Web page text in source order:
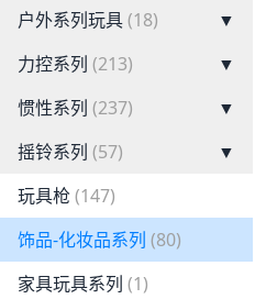
户外系列玩具(18)
▼
力控系列 (213)
▼
惯性系列 (237)
▼
摇铃系列 (57)
▼
玩具枪 (147)
饰品-化妆品系列 (80)
家具玩具系列 (1)